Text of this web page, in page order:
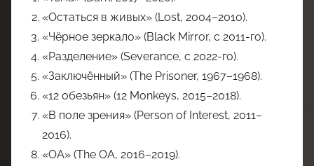
«Остаться в живых» (Lost, 2004–2010).
«Чёрное зеркало» (Black Mirror, с 2011-го).
«Разделение» (Severance, с 2022-го).
«Заключённый» (The Prisoner, 1967–1968).
«12 обезьян» (12 Monkeys, 2015–2018).
«В поле зрения» (Person of Interest, 2011–
2016).
«ОА» (The OA, 2016–2019).